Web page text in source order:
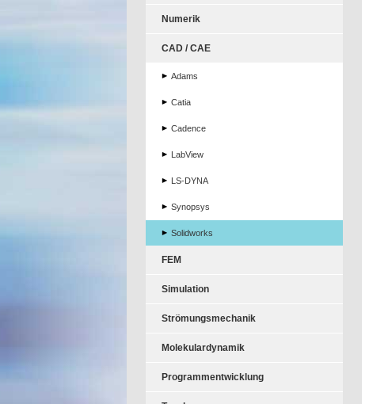
Numerik
CAD / CAE
Adams
Catia
Cadence
LabView
LS-DYNA
Synopsys
Solidworks
FEM
Simulation
Strömungsmechanik
Molekulardynamik
Programmentwicklung